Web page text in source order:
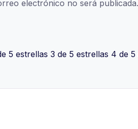
electrónico no será publicada.
5 estrellas 3 de 5 estrellas 4 de 5